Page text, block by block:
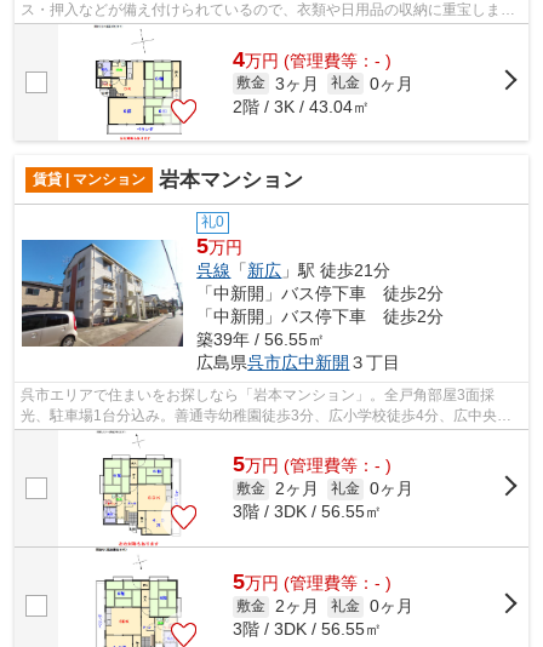
ス・押入などが備え付けられているので、衣類や日用品の収納に重宝しま
す。空家ですのでお早めのお引越しが可能で...
4万円 (管理費等：- )
敷金 3ヶ月 礼金 0ヶ月
2階 / 3K / 43.04㎡
賃貸 | マンション 岩本マンション
礼0
5万円
呉線 「新広 」駅 徒歩21分
「中新開」バス停下車 徒歩2分
「中新開」バス停下車 徒歩2分
築39年 / 56.55㎡
広島県呉市広中新開 ３丁目
呉市エリアで住まいをお探しなら「岩本マンション」。全戸角部屋3面採
光、駐車場1台分込み。善通寺幼稚園徒歩3分、広小学校徒歩4分、広中央中
学校徒歩6分でお子さまの通学も短時間。コ...
5万円 (管理費等：- )
敷金 2ヶ月 礼金 0ヶ月
3階 / 3DK / 56.55㎡
5万円 (管理費等：- )
敷金 2ヶ月 礼金 0ヶ月
3階 / 3DK / 56.55㎡